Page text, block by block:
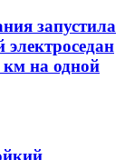
запустила
электроседан
на одной